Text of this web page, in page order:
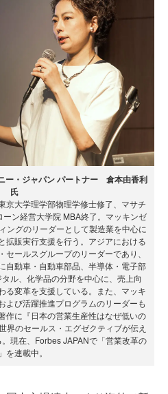
ー・ジャパン パートナー 倉本由香利
氏
京大学理学部物理学修士修了、マサチ
ン経営大学院 MBA終了。マッキンゼ
ングのリーダーとして製造業を中心に
拡販実行支援を行う。アジアにおける
ールスグループのリーダーであり、
自動車・自動車部品、半導体・電子部
ル、化学品の分野を中心に、売上向
る変革を支援している。また、マッキ
よび活躍推進プログラムのリーダーも
作に『日本の営業生産性はなぜ低いの
界のセールス・エグゼクティブが伝え
現在、Forbes JAPANで「営業改革の
を連載中。